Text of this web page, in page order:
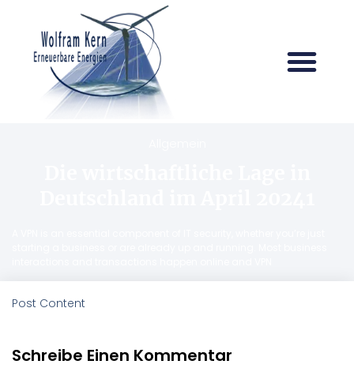
Post Content
Schreibe Einen Kommentar